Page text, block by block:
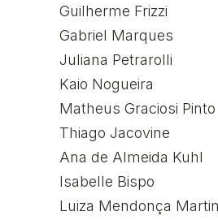
Guilherme Frizzi
Gabriel Marques
Juliana Petrarolli
Kaio Nogueira
Matheus Graciosi Pinto
Thiago Jacovine
Ana de Almeida Kuhl
Isabelle Bispo
Luiza Mendonça